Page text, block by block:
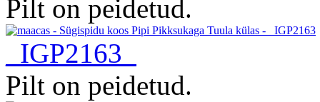
Pilt on peidetud.
_IGP2163
Pilt on peidetud.